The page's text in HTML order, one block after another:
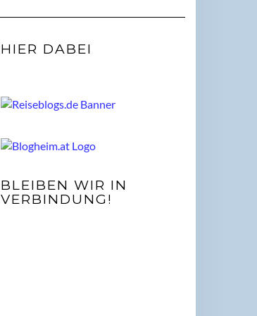
HIER DABEI
BLEIBEN WIR IN
VERBINDUNG!